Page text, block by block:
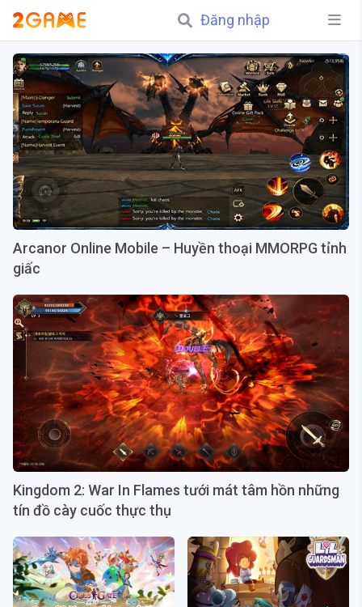
Đăng nhập
Arcanor Online Mobile – Huyền thoại MMORPG tỉnh
giấc
Kingdom 2: War In Flames tưới mát tâm hồn những
tín đồ cày cuốc thực thụ